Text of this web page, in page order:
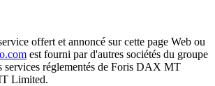
offert et annoncé sur cette page Web ou
est fourni par d'autres sociétés du groupe
services réglementés de Foris DAX MT
Limited.